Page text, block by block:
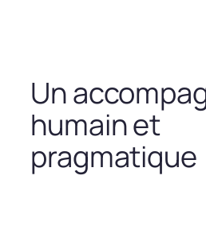
Un
humain et
pragmatique